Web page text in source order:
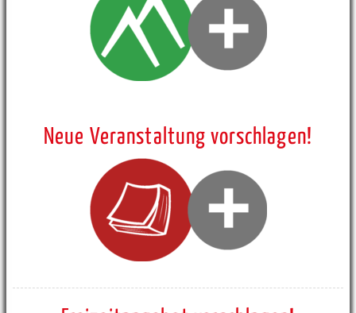
Neue Veranstaltung vorschlagen!